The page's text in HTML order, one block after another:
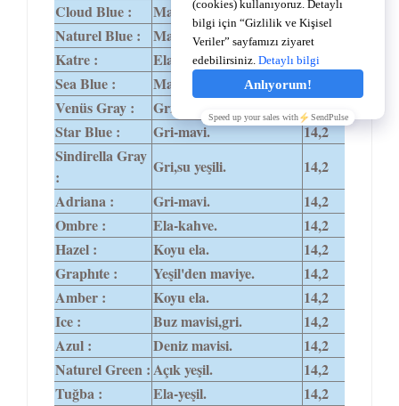
Cloud Blue :
Mavi-gri.Bulut mavisi.
14,0
Naturel Blue :
Mavi,zümrüt yeşili.
14,0
Katre :
Ela-bal arası.
14,0
Sea Blue :
Mavi.
14,0
Venüs Gray :
Gri.
14,5
Star Blue :
Gri-mavi.
14,2
Sindirella Gray
:
Gri,su yeşili.
14,2
Adriana :
Gri-mavi.
14,2
Ombre :
Ela-kahve.
14,2
Hazel :
Koyu ela.
14,2
Graphıte :
Yeşil'den maviye.
14,2
Amber :
Koyu ela.
14,2
Ice :
Buz mavisi,gri.
14,2
Azul :
Deniz mavisi.
14,2
Naturel Green :Açık yeşil.
14,2
Tuğba :
Ela-yeşil.
14,2